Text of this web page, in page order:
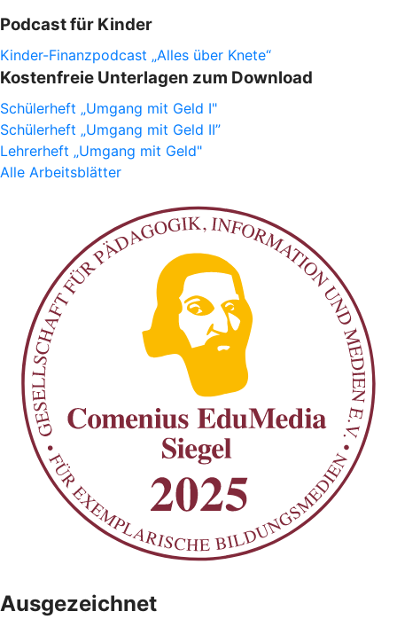
Podcast für Kinder
Kinder-Finanzpodcast „Alles über Knete“
Kostenfreie Unterlagen zum Download
Schülerheft „Umgang mit Geld I"
Schülerheft „Umgang mit Geld II”
Lehrerheft „Umgang mit Geld"
Alle Arbeitsblätter
Ausgezeichnet